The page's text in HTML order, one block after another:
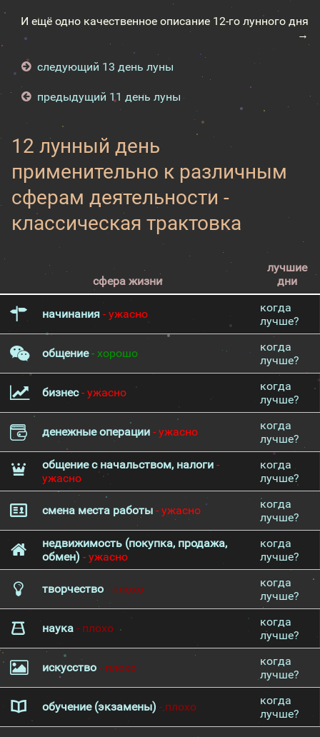
И ещё одно качественное описание 12-го лунного дня
→
следующий 13 день луны
предыдущий 11 день луны
12 лунный день
применительно к различным
сферам деятельности -
классическая трактовка
сфера жизни
лучшие
дни
начинания - ужасно
когда
лучше?
общение- хорошо
когда
лучше?
бизнес- ужасно
когда
лучше?
денежные операции - ужасно
когда
лучше?
общение с начальством, налоги -
ужасно
когда
лучше?
смена места работы - ужасно
когда
лучше?
недвижимость (покупка, продажа,
обмен) - ужасно
когда
лучше?
творчество - плохо
когда
лучше?
наука - плохо
когда
лучше?
искусство - плохо
когда
лучше?
обучение (экзамены) - плохо
когда
лучше?